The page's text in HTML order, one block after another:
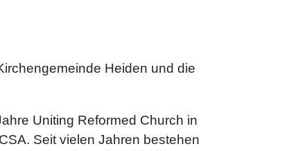
Heiden und die
Uniting Reformed Church in
Seit vielen Jahren bestehen